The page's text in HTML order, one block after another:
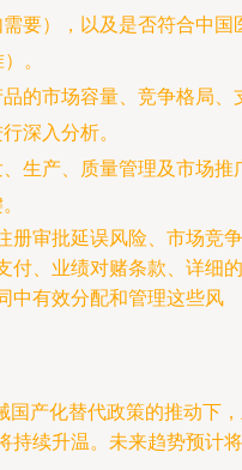
要），以及是否符合中国
。
品的市场容量、竞争格局、
深入分析。
、生产、质量管理及市场推
册审批延误风险、市场竞争
付、业绩对赌条款、详细的
中有效分配和管理这些风
国产化替代政策的推动下
持续升温。未来趋势预计将